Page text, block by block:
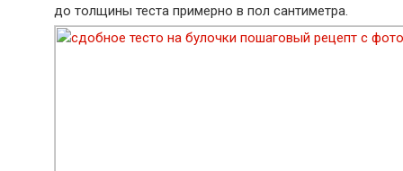
до толщины теста примерно в пол сантиметра.